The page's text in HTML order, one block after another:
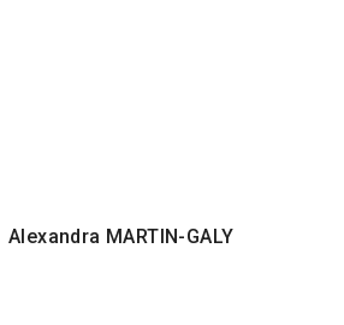
Alexandra MARTIN-GALY